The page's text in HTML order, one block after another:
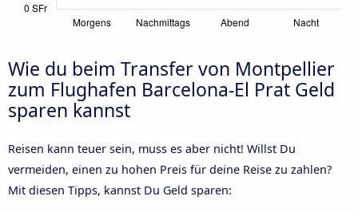
Wie du beim Transfer von Montpellier
zum Flughafen Barcelona-El Prat Geld
sparen kannst
Reisen kann teuer sein, muss es aber nicht! Willst Du
vermeiden, einen zu hohen Preis für deine Reise zu zahlen?
Mit diesen Tipps, kannst Du Geld sparen: